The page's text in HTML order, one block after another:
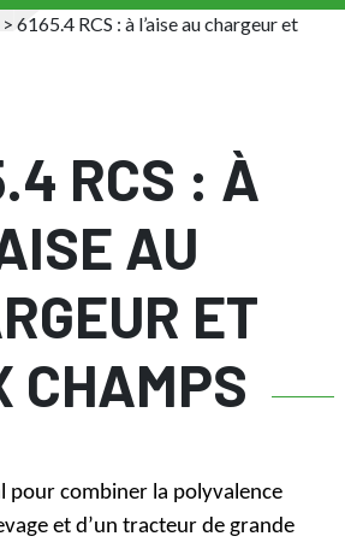
> 6165.4 RCS : à l’aise au chargeur et
RCS : À
AU
ET
CHAMPS
pour combiner la polyvalence
et d’un tracteur de grande